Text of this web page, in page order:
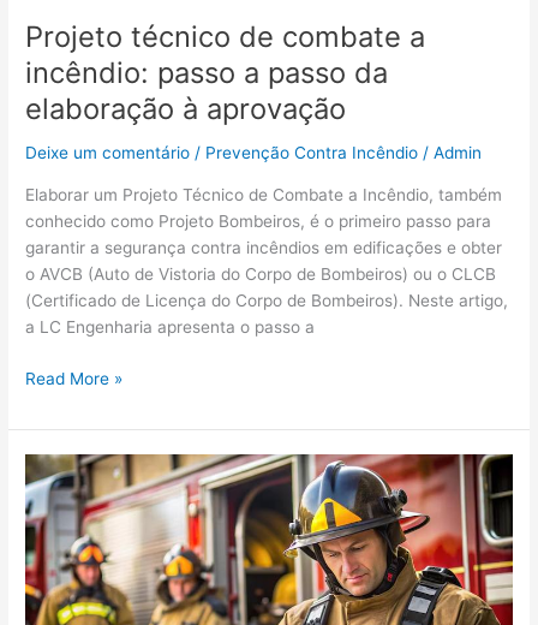
Projeto técnico de combate a
incêndio: passo a passo da
elaboração à aprovação
Deixe um comentário / Prevenção Contra Incêndio /Admin
Elaborar um Projeto Técnico de Combate a Incêndio, também
conhecido como Projeto Bombeiros, é o primeiro passo para
garantir a segurança contra incêndios em edificações e obter
o AVCB (Auto de Vistoria do Corpo de Bombeiros) ou o CLCB
(Certificado de Licença do Corpo de Bombeiros). Neste artigo,
a LC Engenharia apresenta o passo a
Read More »
Principais
erros
que
impedem
a
emissão